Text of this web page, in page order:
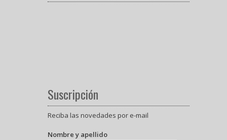
Suscripción
Reciba las novedades por e-mail
Nombre y apellido